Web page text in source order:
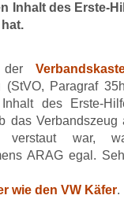
Inhalt des Erste-
der
(StVO, Paragraf
des Erste-
das
verstaut war,
ARAG egal.
wie den VW Käfer.